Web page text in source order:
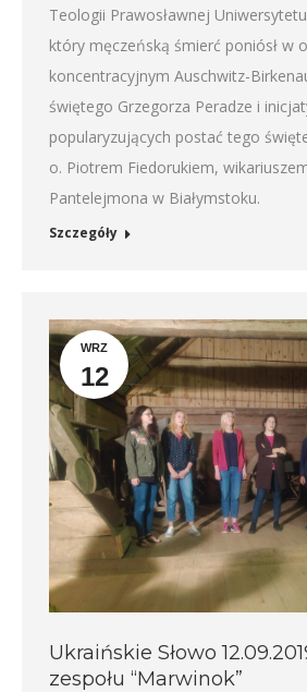
Teologii Prawosławnej
który męczeńską śmierć poniósł w
koncentracyjnym Auschwitz-
świętego Grzegorza Peradze i
popularyzujących postać tego
o. Piotrem Fiedorukiem,
Pantelejmona w Białymstoku.
Szczegóły
WRZ
12
Ukraińskie Słowo
zespołu “Marwinok”